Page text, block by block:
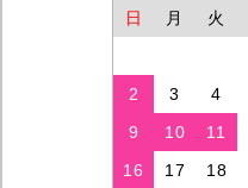
日 月 火
2
3 4
9
10 11
16
17 18